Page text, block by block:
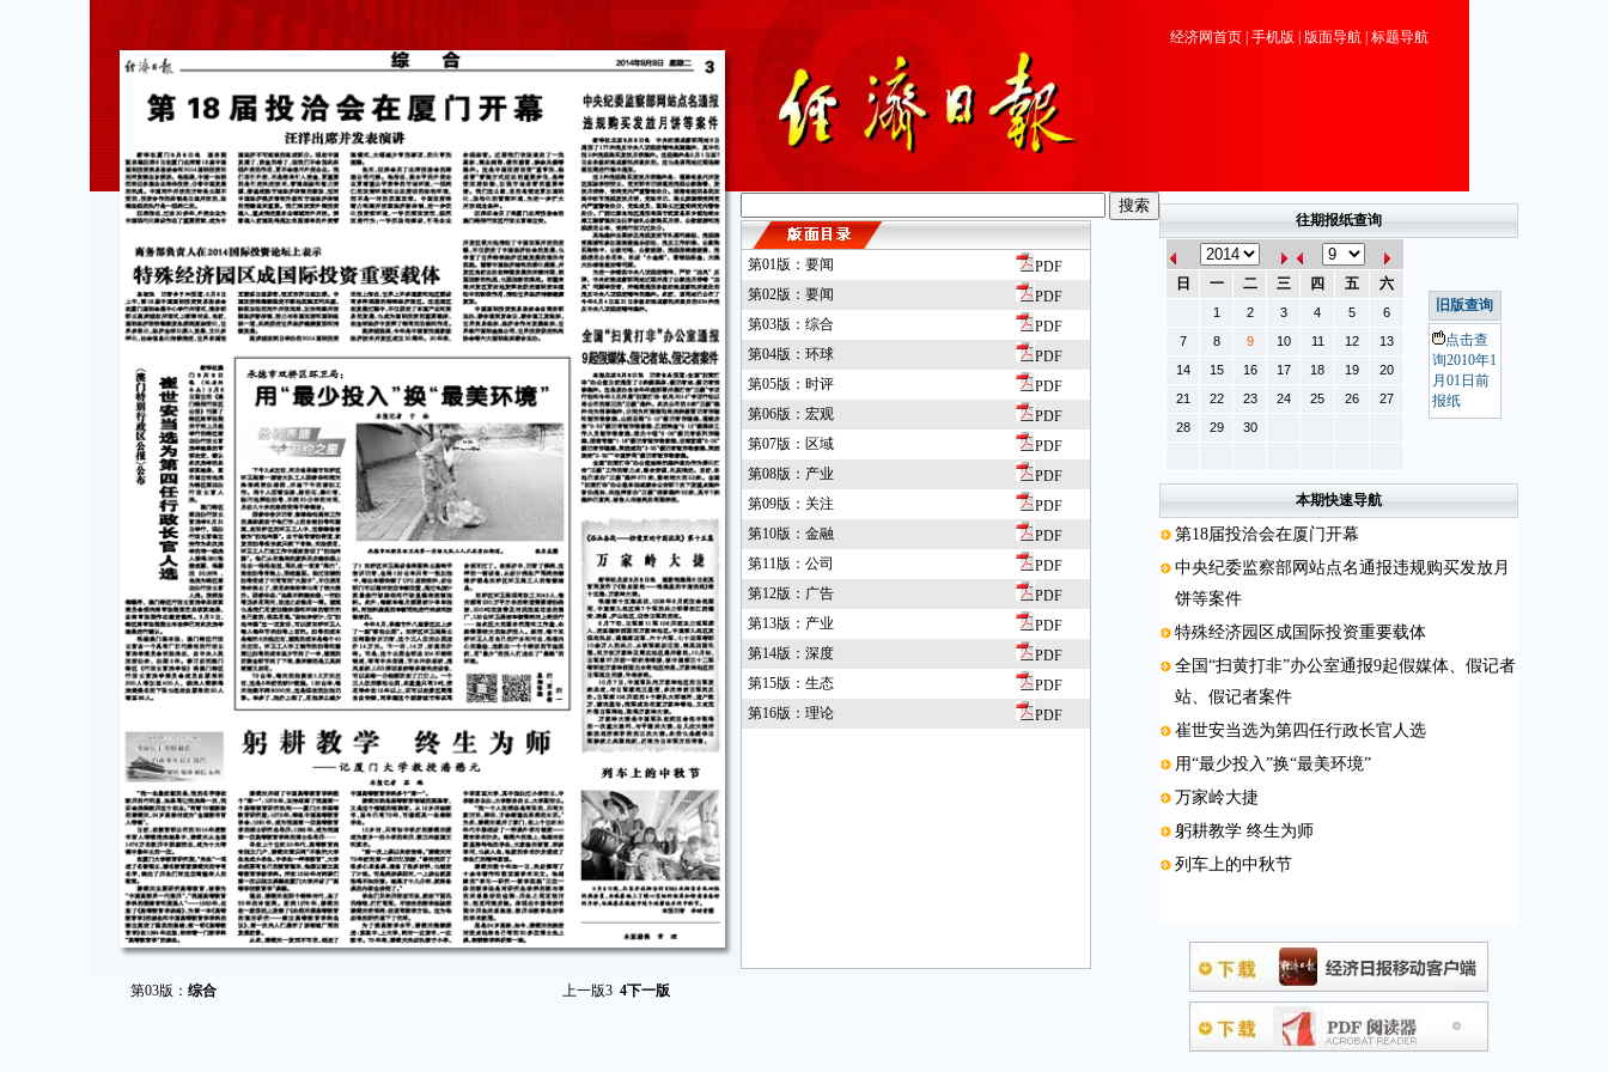
第03版： 综合 上一版3 4下一版
经济网首页 手机版 版面导航 标题导航
第01版：要闻
PDF
第02版：要闻
PDF
第03版：综合
PDF
第04版：环球
PDF
第05版：时评
PDF
第06版：宏观
PDF
第07版：区域
PDF
第08版：产业
PDF
第09版：关注
PDF
第10版：金融
PDF
第11版：公司
PDF
第12版：广告
PDF
第13版：产业
PDF
第14版：深度
PDF
第15版：生态
PDF
第16版：理论
PDF
往期报纸查询
日 一 二 三 四 五 六
1 2 3 4 5
6
7
8 9 10 11 12
13
14
15 16 17 18 19
20
21
22 23 24 25 26
27
28
29 30
旧版查询
点击查
询2010年1
月01日前
报纸
本期快速导航
第18届投洽会在厦门开幕
中央纪委监察部网站点名通报违规购买发放月
饼等案件
特殊经济园区成国际投资重要载体
全国“扫黄打非”办公室通报9起假媒体、假记者
站、假记者案件
崔世安当选为第四任行政长官人选
用“最少投入”换“最美环境”
万家岭大捷
躬耕教学 终生为师
列车上的中秋节